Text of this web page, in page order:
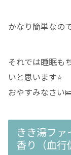
かなり簡単なの
それでは睡眠も
いと思います⭐️
おやすみなさい
きき湯フ
香り（血行